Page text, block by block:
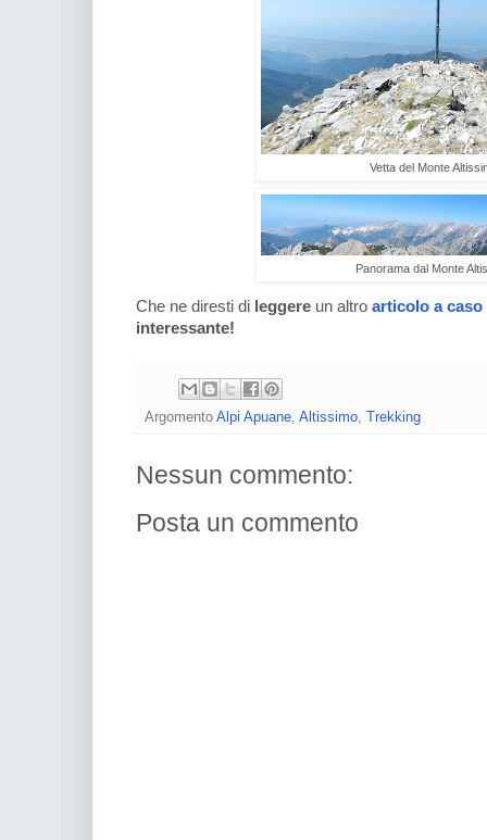
Vetta del Monte
Panorama dal Monte
Che ne diresti di leggere un altro articolo a caso
interessante!
Argomento Alpi Apuane Altissimo Trekking
Nessun commento:
Posta un commento